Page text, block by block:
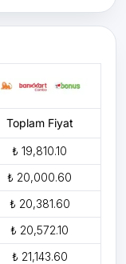
Toplam Fiyat
₺ 19,810.10
₺ 20,000.60
₺ 20,381.60
₺ 20,572.10
₺ 21,143.60